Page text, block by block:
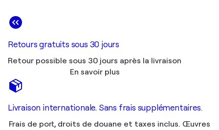
Retours gratuits sous 30 jours
Retour possible sous 30 jours après la livraison
En savoir plus
Livraison internationale. Sans frais supplémentaires.
Frais de port, droits de douane et taxes inclus. Œuvres